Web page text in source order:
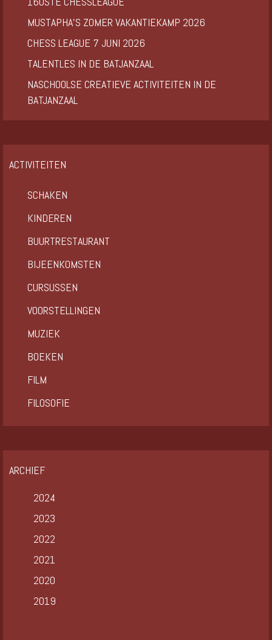
MUSTAPHA’S ZOMER VAKANTIEKAMP 2026
CHESS LEAGUE 7 JUNI 2026
TALENTLES IN DE BATJANZAAL
NASCHOOLSE CREATIEVE ACTIVITEITEN IN DE
BATJANZAAL
ACTIVITEITEN
SCHAKEN
KINDEREN
BUURTRESTAURANT
BIJEENKOMSTEN
CURSUSSEN
VOORSTELLINGEN
MUZIEK
BOEKEN
FILM
FILOSOFIE
ARCHIEF
2024
2023
2022
2021
2020
2019